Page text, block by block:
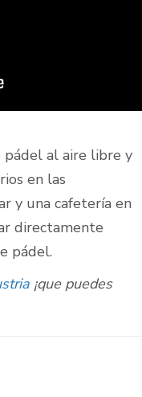
pádel al aire libre y
en las
y una cafetería en
directamente
pádel.
¡que puedes